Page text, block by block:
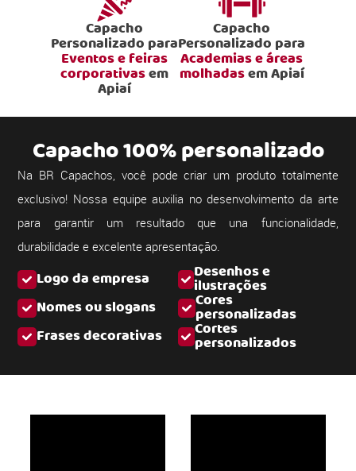
Capacho
Personalizado para
Eventos e feiras
corporativasem
Apiaí
Capacho
Personalizado para
Academias e áreas
molhadasem Apiaí
Logo da empresa Desenhos e
ilustrações
Nomes ou slogans
Cores
personalizadas
Frases decorativas
Cortes
personalizados
Capacho 100% personalizado
Na BR Capachos, você pode criar um produto totalmente
exclusivo! Nossa equipe auxilia no desenvolvimento da arte
para garantir um resultado que una funcionalidade,
durabilidade e excelente apresentação.